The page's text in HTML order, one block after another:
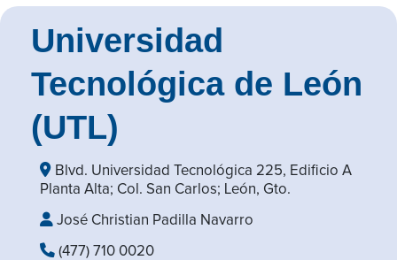
Universidad
Tecnológica de León
(UTL)
Blvd. Universidad Tecnológica 225, Edificio A
Planta Alta; Col. San Carlos; León, Gto.
José Christian Padilla Navarro
(477) 710 0020